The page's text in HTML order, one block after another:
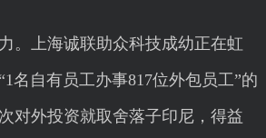
上海诚联助众科技成幼正在虹
名自有员工办事817位外包员工”的
对外投资就取舍落子印尼，得益